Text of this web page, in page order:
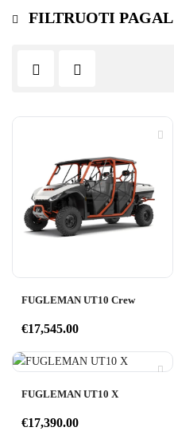
FILTRUOTI PAGAL
FUGLEMAN UT10 Crew
€17,545.00
FUGLEMAN UT10 X
€17,390.00